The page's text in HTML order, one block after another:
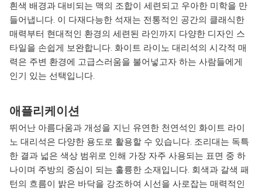
흰색 배경과 대비되는 맥의 조합이 세련되고 우아한 미학을 만
들어냅니다. 이 다재다능한 석재는 전통적인 공간의 클래식한
매력부터 현대적인 환경의 세련된 라인까지 다양한 디자인 스
타일을 손쉽게 보완합니다. 화이트 라이노 대리석의 시각적 매
력은 주변 환경에 고급스러움을 불어넣고자 하는 사람들에게
인기 있는 선택입니다.
애플리케이션
뛰어난 아름다움과 개성을 지닌 유연한 천연석인 화이트 라이
노 대리석은 다양한 용도로 활용할 수 있습니다. 조리대는 독특
한 결과 넓은 색상 범위로 인해 가장 자주 사용되는 표면 중 하
나이며 주방의 중심이 되는 훌륭한 소재입니다. 회색과 갈색 패
턴의 흐름이 밝은 바닥을 강조하여 시선을 사로잡는 매력적인